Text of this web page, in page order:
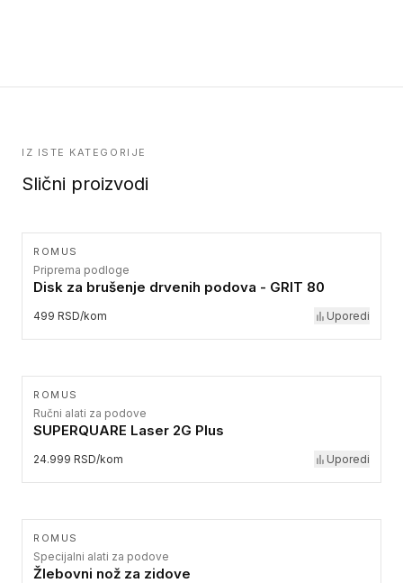
IZ ISTE KATEGORIJE
Slični proizvodi
ROMUS
Priprema podloge
Disk za brušenje drvenih podova - GRIT 80
499 RSD/kom Uporedi
ROMUS
Ručni alati za podove
SUPERQUARE Laser 2G Plus
24.999 RSD/kom Uporedi
ROMUS
Specijalni alati za podove
Žlebovni nož za zidove